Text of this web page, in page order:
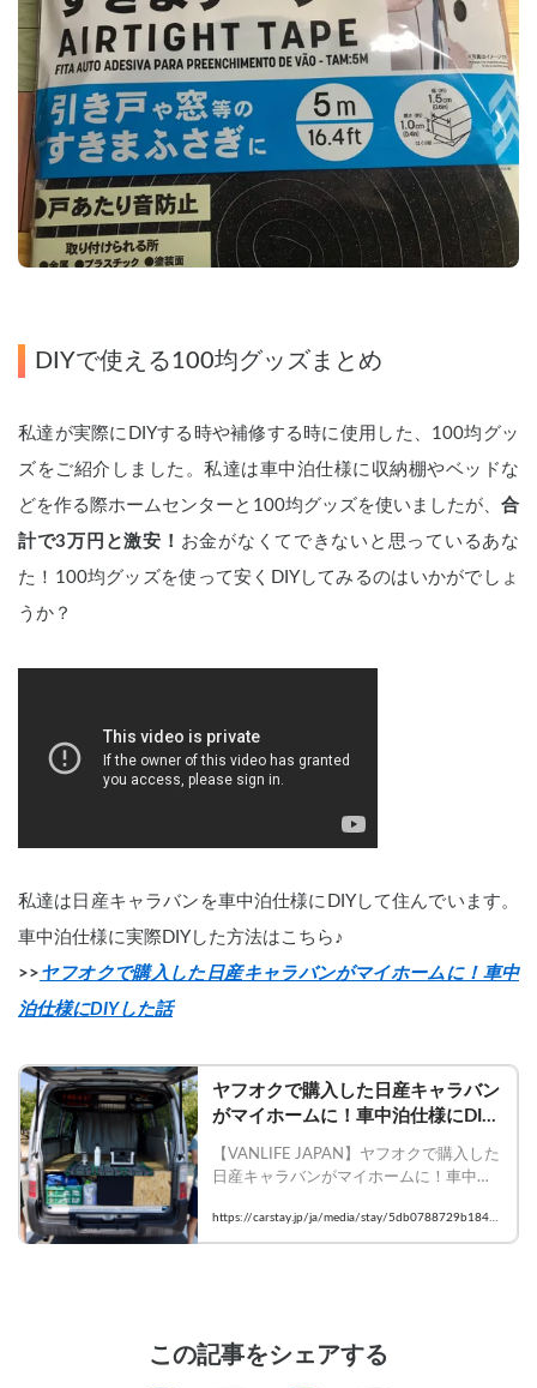
DIYで使える100均グッズまとめ
私達が実際にDIYする時や補修する時に使用した、100均グッ
ズをご紹介しました。私達は車中泊仕様に収納棚やベッドな
どを作る際ホームセンターと100均グッズを使いましたが、 合
計で3万円と激安！ お金がなくてできないと思っているあな
た！100均グッズを使って安くDIYしてみるのはいかがでしょ
うか？
私達は日産キャラバンを車中泊仕様にDIYして住んでいます。
車中泊仕様に実際DIYした方法はこちら♪
>> ヤフオクで購入した日産キャラバンがマイホームに！車中
泊仕様にDIYした話
ヤフオクで購入した日産キャラバン
がマイホームに！車中泊仕様にDIY
【VANLIFE JAPAN】ヤフオクで購入した
日産キャラバンがマイホームに！車中泊
    #Carstay #VANLIFEJAPAN #車中泊 #
バンライフ
https://carstay.jp/ja/media/stay/5db0788729b1845
97ae73e2a
この記事をシェアする